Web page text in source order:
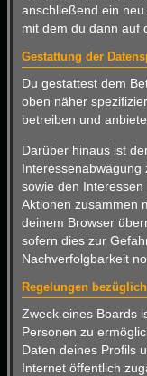
anschließend ein neu
mit dem du dann auf
Gestattung der
Du gestattest dem
oben näher
betreiben und
Darüber hinaus ist
Interessenabwägung
sowie den
Aktionen zusammen
deinem Browser
sofern dies zur
Nachverfolgbarkeit
Regelungen
Zweck eines Boards
Personen zu
Daten deines Profils
Internet öffentlich